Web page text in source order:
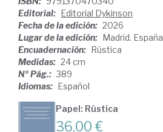
Editorial: Editorial Dykinson
Fecha de la edición: 2026
Lugar de la edición: Madrid. España
Encuadernación: Rústica
Medidas: 24 cm
Nº Pág.: 389
Idiomas: Español
Papel: Rústica
36,00 €